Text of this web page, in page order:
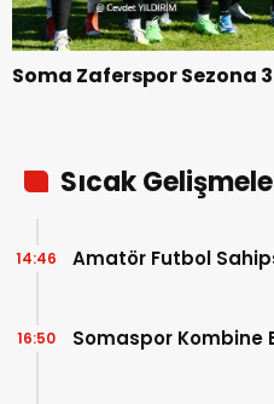
Soma Zaferspor Sezona
Sıcak
Amatör Futbol
14:46
Somaspor Kombine
16:50